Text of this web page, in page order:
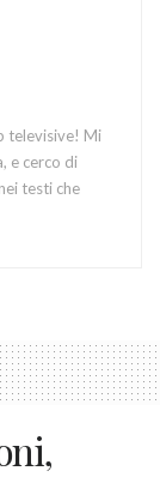
televisive! Mi
e cerco di
testi che